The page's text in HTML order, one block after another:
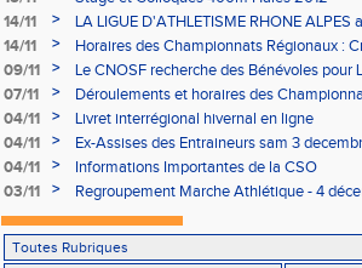
14/11
>
LA LIGUE D'ATHLETISME RHONE ALPES
14/11
>
Horaires des Championnats Régionaux :
Marche 2012
09/11 >
Le CNOSF recherche des Bénévoles pour
07/11
>
Déroulements et horaires des
29/01/12
04/11 >
Livret interrégional hivernal en ligne
04/11
>
Ex-Assises des Entraineurs sam 3
04/11
>
Informations Importantes de la CSO
03/11
> Regroupement Marche Athlétique - 4